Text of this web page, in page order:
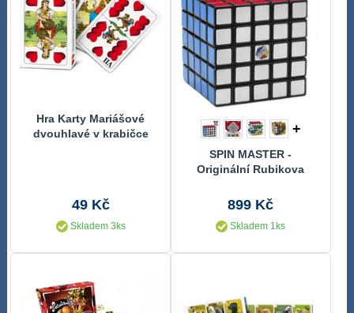
Hra Karty Mariášové
dvouhlavé v krabičce
49 Kč
Skladem 3ks
+
SPIN MASTER -
Originální Rubikova
Hlavolam pro Experty
899 Kč
Skladem 1ks